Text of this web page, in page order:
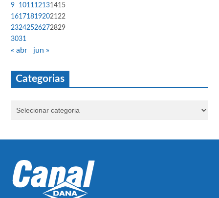
9
1011 12131415
161718192021 22
23242526272829
3031
« abr jun »
Categorias